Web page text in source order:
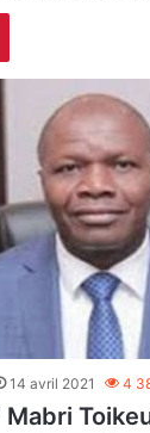
14 avril 2021 4
Mabri